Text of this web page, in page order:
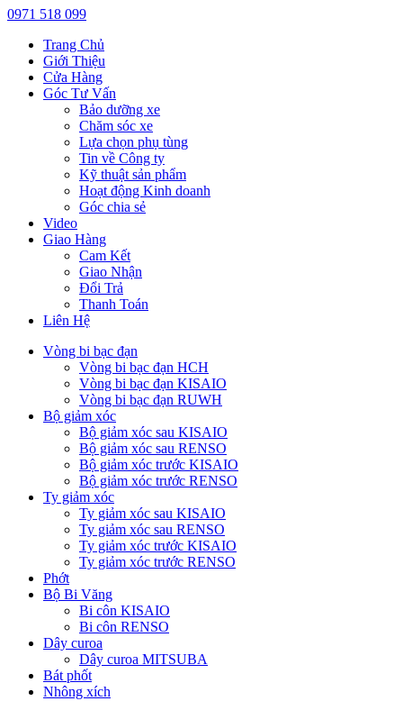
0971 518 099
Trang Chủ
Giới Thiệu
Cửa Hàng
Góc Tư Vấn
Bảo dưỡng xe
Chăm sóc xe
Lựa chọn phụ tùng
Tin về Công ty
Kỹ thuật sản phẩm
Hoạt động Kinh doanh
Góc chia sẻ
Video
Giao Hàng
Cam Kết
Giao Nhận
Đổi Trả
Thanh Toán
Liên Hệ
Vòng bi bạc đạn
Vòng bi bạc đạn HCH
Vòng bi bạc đạn KISAIO
Vòng bi bạc đạn RUWH
Bộ giảm xóc
Bộ giảm xóc sau KISAIO
Bộ giảm xóc sau RENSO
Bộ giảm xóc trước KISAIO
Bộ giảm xóc trước RENSO
Ty giảm xóc
Ty giảm xóc sau KISAIO
Ty giảm xóc sau RENSO
Ty giảm xóc trước KISAIO
Ty giảm xóc trước RENSO
Phớt
Bộ Bi Văng
Bi côn KISAIO
Bi côn RENSO
Dây curoa
Dây curoa MITSUBA
Bát phốt
Nhông xích